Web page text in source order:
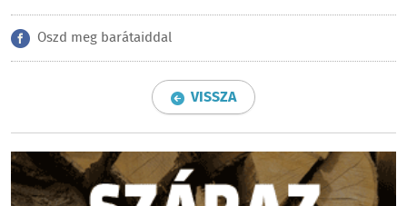
Oszd meg barátaiddal
VISSZA